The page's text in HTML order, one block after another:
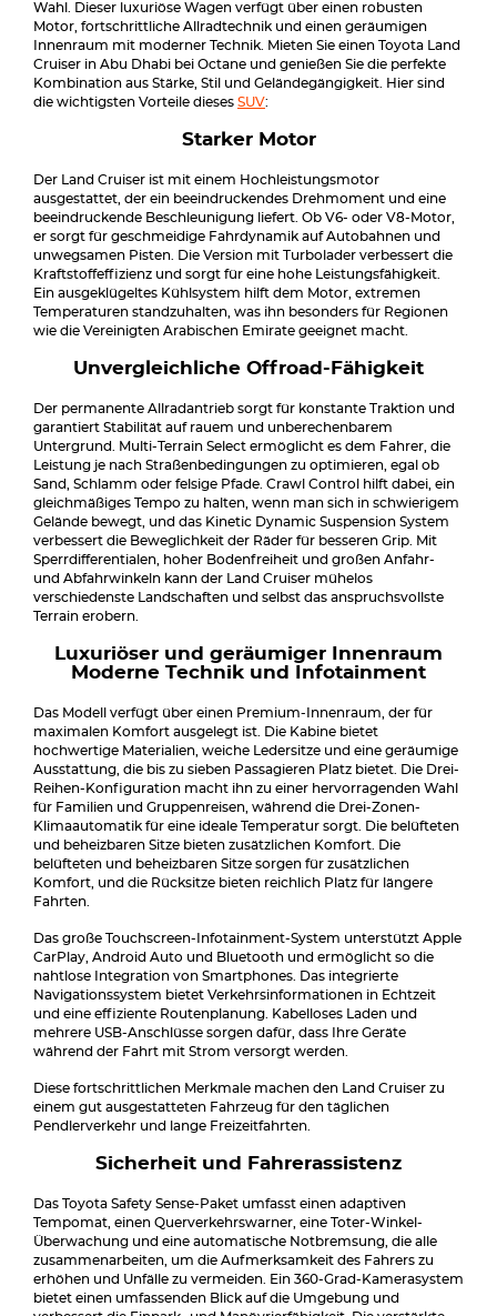
Wahl. Dieser luxuriöse Wagen verfügt über einen robusten
Motor, fortschrittliche Allradtechnik und einen geräumigen
Innenraum mit moderner Technik. Mieten Sie einen Toyota Land
Cruiser in Abu Dhabi bei Octane und genießen Sie die perfekte
Kombination aus Stärke, Stil und Geländegängigkeit. Hier sind
die wichtigsten Vorteile dieses SUV:
Starker Motor
Der Land Cruiser ist mit einem Hochleistungsmotor
ausgestattet, der ein beeindruckendes Drehmoment und eine
beeindruckende Beschleunigung liefert. Ob V6- oder V8-Motor,
er sorgt für geschmeidige Fahrdynamik auf Autobahnen und
unwegsamen Pisten. Die Version mit Turbolader verbessert die
Kraftstoffeffizienz und sorgt für eine hohe Leistungsfähigkeit.
Ein ausgeklügeltes Kühlsystem hilft dem Motor, extremen
Temperaturen standzuhalten, was ihn besonders für Regionen
wie die Vereinigten Arabischen Emirate geeignet macht.
Unvergleichliche Offroad-Fähigkeit
Der permanente Allradantrieb sorgt für konstante Traktion und
garantiert Stabilität auf rauem und unberechenbarem
Untergrund. Multi-Terrain Select ermöglicht es dem Fahrer, die
Leistung je nach Straßenbedingungen zu optimieren, egal ob
Sand, Schlamm oder felsige Pfade. Crawl Control hilft dabei, ein
gleichmäßiges Tempo zu halten, wenn man sich in schwierigem
Gelände bewegt, und das Kinetic Dynamic Suspension System
verbessert die Beweglichkeit der Räder für besseren Grip. Mit
Sperrdifferentialen, hoher Bodenfreiheit und großen Anfahr-
und Abfahrwinkeln kann der Land Cruiser mühelos
verschiedenste Landschaften und selbst das anspruchsvollste
Terrain erobern.
Luxuriöser und geräumiger Innenraum
Moderne Technik und Infotainment
Das Modell verfügt über einen Premium-Innenraum, der für
maximalen Komfort ausgelegt ist. Die Kabine bietet
hochwertige Materialien, weiche Ledersitze und eine geräumige
Ausstattung, die bis zu sieben Passagieren Platz bietet. Die Drei-
Reihen-Konfiguration macht ihn zu einer hervorragenden Wahl
für Familien und Gruppenreisen, während die Drei-Zonen-
Klimaautomatik für eine ideale Temperatur sorgt. Die belüfteten
und beheizbaren Sitze bieten zusätzlichen Komfort. Die
belüfteten und beheizbaren Sitze sorgen für zusätzlichen
Komfort, und die Rücksitze bieten reichlich Platz für längere
Fahrten.
Das große Touchscreen-Infotainment-System unterstützt Apple
CarPlay, Android Auto und Bluetooth und ermöglicht so die
nahtlose Integration von Smartphones. Das integrierte
Navigationssystem bietet Verkehrsinformationen in Echtzeit
und eine effiziente Routenplanung. Kabelloses Laden und
mehrere USB-Anschlüsse sorgen dafür, dass Ihre Geräte
während der Fahrt mit Strom versorgt werden.
Diese fortschrittlichen Merkmale machen den Land Cruiser zu
einem gut ausgestatteten Fahrzeug für den täglichen
Pendlerverkehr und lange Freizeitfahrten.
Sicherheit und Fahrerassistenz
Das Toyota Safety Sense-Paket umfasst einen adaptiven
Tempomat, einen Querverkehrswarner, eine Toter-Winkel-
Überwachung und eine automatische Notbremsung, die alle
zusammenarbeiten, um die Aufmerksamkeit des Fahrers zu
erhöhen und Unfälle zu vermeiden. Ein 360-Grad-Kamerasystem
bietet einen umfassenden Blick auf die Umgebung und